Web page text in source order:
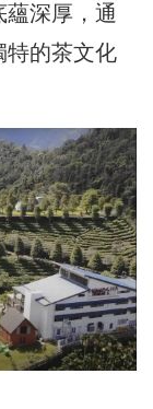
深厚，通
特的茶文化